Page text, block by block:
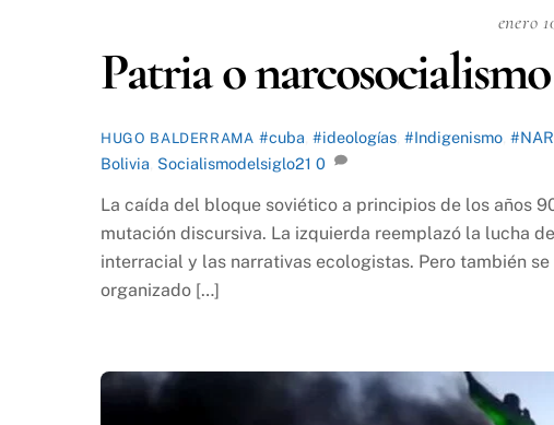
enero
Patria o narcosocialismo
HUGO BALDERRAMA #cuba #ideologías, #Indigenismo,
Bolivia Socialismodelsiglo21 0
La caída del bloque soviético a principios de los años
mutación discursiva. La izquierda reemplazó la lucha
interracial y las narrativas ecologistas. Pero también
organizado […]